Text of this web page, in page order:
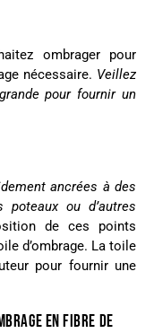
ombrager pour
nécessaire. Veillez
pour fournir un
ancrées à des
ou d’autres
de ces points
d’ombrage. La toile
pour fournir une
EN FIBRE DE